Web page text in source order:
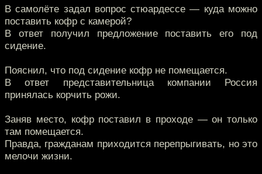
В самолёте задал вопрос стюардессе — куда можно
поставить кофр с камерой?
В ответ получил предложение поставить его под
сидение.
Пояснил, что под сидение кофр не помещается.
В ответ представительница компании Россия
принялась корчить рожи.
Заняв место, кофр поставил в проходе — он только
там помещается.
Правда, гражданам приходится перепрыгивать, но это
мелочи жизни.